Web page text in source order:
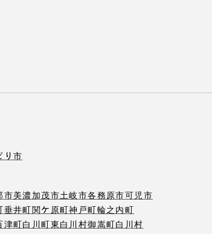
り市
市美濃加茂市土岐市各務原市可児市
垂井町関ケ原町神戸町輪之内町
津町白川町東白川村御嵩町白川村